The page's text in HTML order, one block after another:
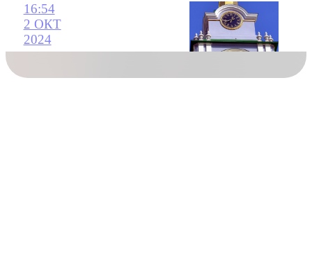
16:54
2 ОКТ
2024